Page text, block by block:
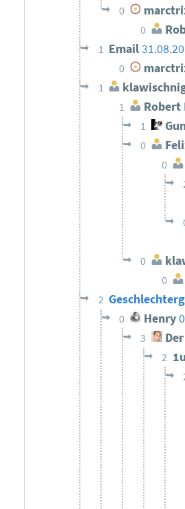
0
0
1 Email
0
1
1 Robert
1
0
0
0
0
2
0 Henry
3
2